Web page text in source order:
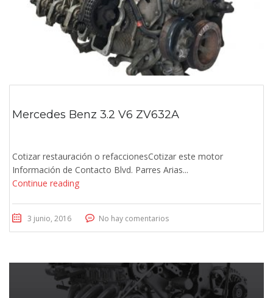
Mercedes Benz 3.2 V6 ZV632A
Cotizar restauración o refaccionesCotizar este motor
Información de Contacto Blvd. Parres Arias...
Continue reading
3 junio, 2016 No hay comentarios